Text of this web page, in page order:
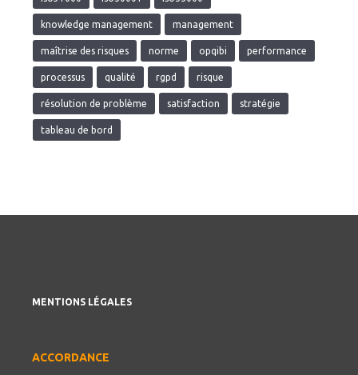
knowledge management management
maîtrise des risques norme opqibi performance
processus qualité rgpd risque
résolution de problème satisfaction stratégie
tableau de bord
MENTIONS LÉGALES
ACCORDANCE